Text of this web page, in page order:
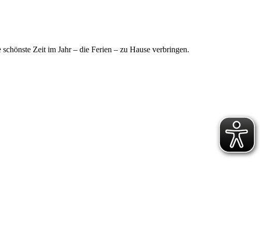
Zeit im Jahr – die Ferien – zu Hause verbringen.